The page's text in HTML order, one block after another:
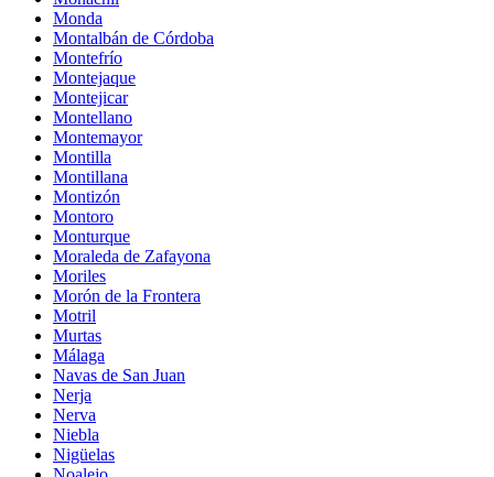
Monda
Montalbán de Córdoba
Montefrío
Montejaque
Montejicar
Montellano
Montemayor
Montilla
Montillana
Montizón
Montoro
Monturque
Moraleda de Zafayona
Moriles
Morón de la Frontera
Motril
Murtas
Málaga
Navas de San Juan
Nerja
Nerva
Niebla
Nigüelas